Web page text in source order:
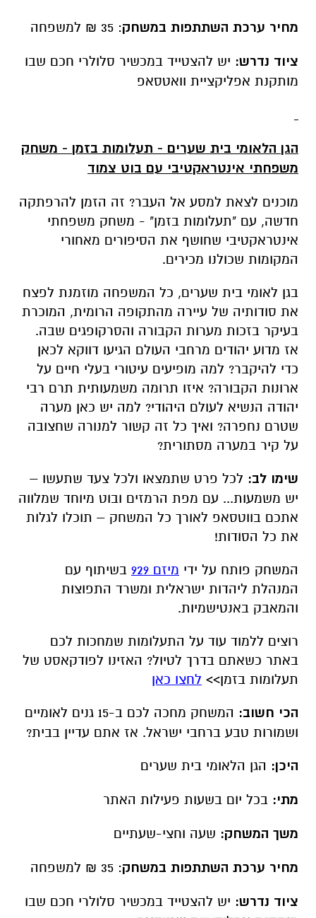
מוכנים לצאת למסע אל העבר? זה הזמן להרפתקה
אינטראקטיבי שחושף את הסיפורים מאחורי
המקומות שכולנו מכירים.
בעיקר בזכות מערות הקבורה והסרקופגים שבה.
אז מדוע יהודים מרחבי העולם הגיעו דווקא לכאן
ארונות הקבורה? איזו תרומה משמעותית תרם רבי
יהודה הנשיא לעולם היהודי? למה יש כאן מערה
שטרם נחפרה? ואיך כל זה קשור למנורה שחצובה
על קיר במערה מסתורית?
שימו לב: לכל פרט שתמצאו ולכל צעד שתעשו –
יש משמעות... עם מפת הרמזים ובוט מיוחד שמלווה
אתכם בווטסאפ לאורך כל המשחק – תוכלו לגלות
את כל הסודות!
המשחק פותח על ידי מיזם 929
בשיתוף עם
המנהלת ליהדות ישראלית ומשרד התפוצות
והמאבק באנטישמיות.
באתר כשאתם בדרך לטיול? האזינו לפודקאסט של
תעלומות בזמן>> לחצו כאן
הכי חשוב:
היכן: הגן הלאומי בית שערים
משך המשחק: שעה וחצי-שעתיים
מחיר ערכת השתתפות במשחק
ציוד נדרש:
יש להצטייד במכשיר סלולרי חכם שבו
הגן הלאומי בית גוברין - לאכול, לטייל ולהתאהב
בטבע ביחד
מארזי פיקניק לרכישה באתר, סל פיקניק מפנק –